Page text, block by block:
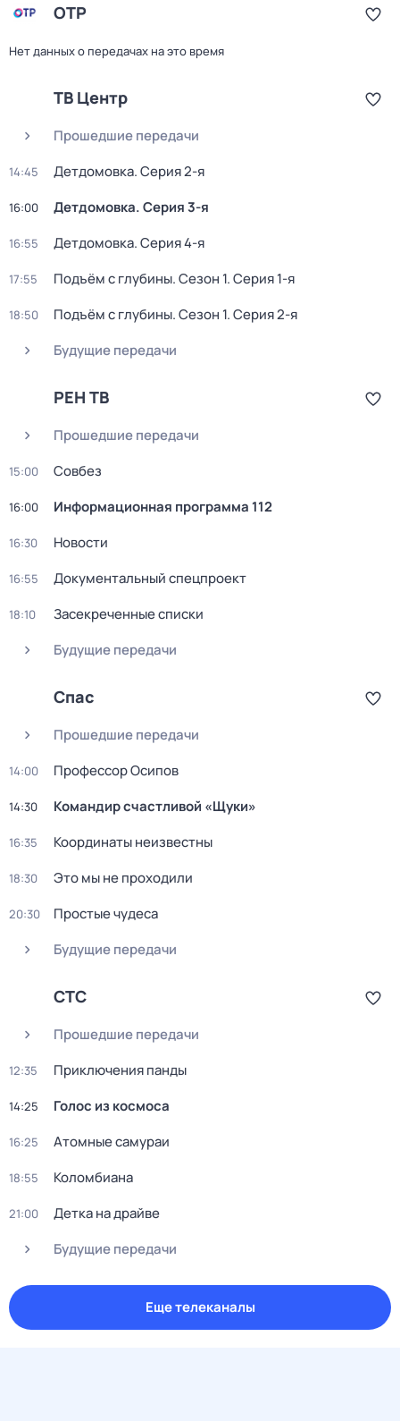
ОТР
Нет данных о передачах на это время
ТВ Центр
Прошедшие передачи
14:45 Детдомовка. Серия 2-я
16:00 Детдомовка. Серия 3-я
16:55 Детдомовка. Серия 4-я
17:55 Подъём с глубины. Сезон 1. Серия 1-я
18:50 Подъём с глубины. Сезон 1. Серия 2-я
Будущие передачи
РЕН ТВ
Прошедшие передачи
15:00 Совбез
16:00 Информационная программа 112
16:30 Новости
16:55 Документальный спецпроект
18:10
Заcекрeчeнныe списки
Будущие передачи
Спас
Прошедшие передачи
14:00 Профессор Осипов
14:30 Командир счастливой «Щуки»
16:35 Координаты неизвестны
18:30 Это мы не проходили
20:30
Простые чудеса
Будущие передачи
СТС
Прошедшие передачи
12:35 Приключения панды
14:25 Голос из космоса
16:25 Атомные самураи
18:55 Коломбиана
21:00
Детка на драйве
Будущие передачи
Еще телеканалы